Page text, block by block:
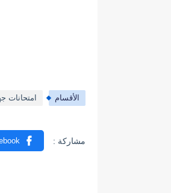
الأقسام امتحانات